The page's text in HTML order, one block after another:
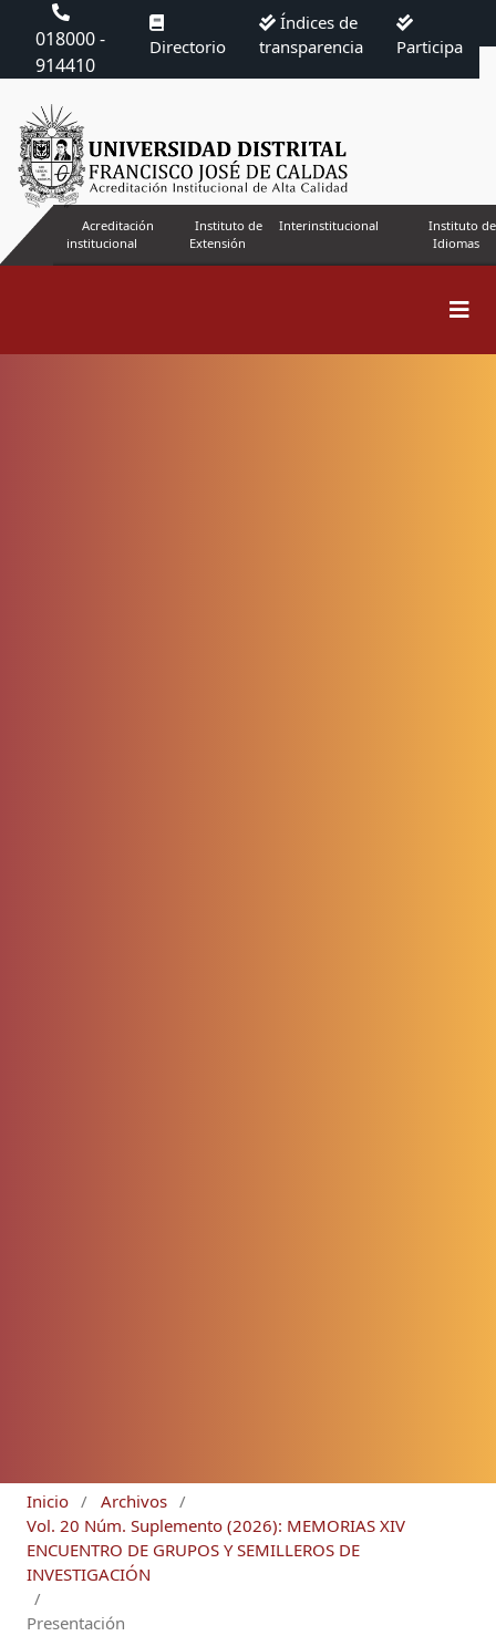
018000 -
914410
Directorio
Índices de
transparencia
Participa
Acreditación
institucional
Instituto de
Extensión
Interinstitucional
Instituto de
Idiomas
Inicio / Archivos /
Vol. 20 Núm. Suplemento (2026): MEMORIAS XIV
ENCUENTRO DE GRUPOS Y SEMILLEROS DE
INVESTIGACIÓN
/
Presentación